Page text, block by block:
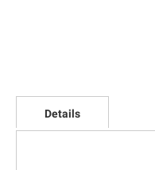
Anfang
Bildgalerie
Details